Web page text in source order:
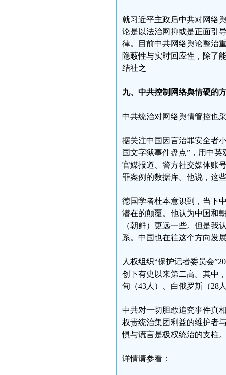
就习近平主政后中共对网络
论是以法治网抑或是正面引
律。目前中共网络舆论整治
隐蔽性与实时回应性，除了
结社之
九、中共控制网络舆情硬的
中共统治对网络舆情管控也
据关注中国因言治罪安全者
国文字狱事件盘点”，用中
官媒报道、警方社交媒体账
罪案例的数据库。他说，这
德国学者杜本意识到，当下
潜在的颠覆。他认为中国和
（朝鲜）更远一些。但是我
系。中国也在往这个方向发
人权组织“保护记者委员会
创下有史以来第二高。其中
甸（43人）、白俄罗斯（28
中共对一切胆敢追究事件真
权贵统治集团利益的维护者
惧与谎言是极权统治的支柱
详情请参看：